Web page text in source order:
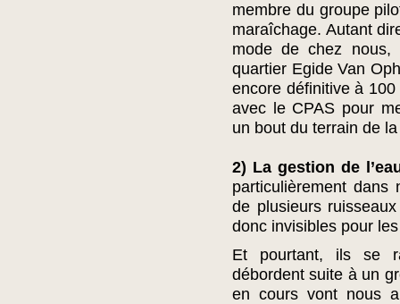
membre du groupe
maraîchage. Autant
mode de chez
quartier Egide Van
encore définitive à
avec le CPAS pour
un bout du terrain de
2) La gestion de
particulièrement dans
de plusieurs
donc invisibles pour
Et pourtant, ils se
débordent suite à un
en cours vont nous